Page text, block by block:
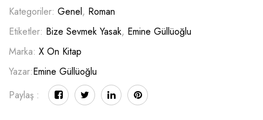
Kategoriler: Genel, Roman
Etiketler: Bize Sevmek Yasak, Emine Güllüoğlu
Marka: X On Kitap
Yazar:Emine Güllüoğlu
Paylaş :